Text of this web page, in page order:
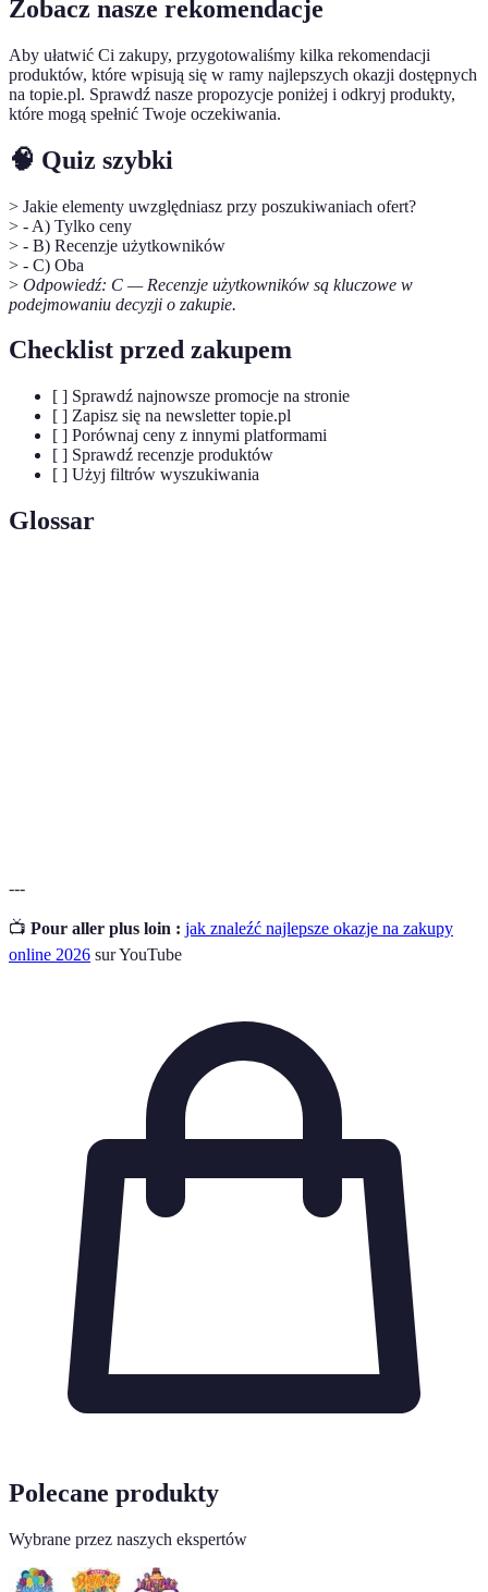
Zobacz nasze rekomendacje
Aby ułatwić Ci zakupy, przygotowaliśmy kilka rekomendacji
produktów, które wpisują się w ramy najlepszych okazji dostępnych
na topie.pl. Sprawdź nasze propozycje poniżej i odkryj produkty,
które mogą spełnić Twoje oczekiwania.
🧠 Quiz szybki
> Jakie elementy uwzględniasz przy poszukiwaniach ofert?
> - A) Tylko ceny
> - B) Recenzje użytkowników
> - C) Oba
> Odpowiedź: C — Recenzje użytkowników są kluczowe w
podejmowaniu decyzji o zakupie.
Checklist przed zakupem
[ ] Sprawdź najnowsze promocje na stronie
[ ] Zapisz się na newsletter topie.pl
[ ] Porównaj ceny z innymi platformami
[ ] Sprawdź recenzje produktów
[ ] Użyj filtrów wyszukiwania
Glossar
---
📺 Pour aller plus loin : jak znaleźć najlepsze okazje na zakupy
online 2026 sur YouTube
Polecane produkty
Wybrane przez naszych ekspertów